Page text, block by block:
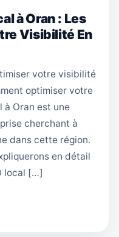
à Oran : Les
Visibilité En
votre visibilité
optimiser votre
à Oran est une
cherchant à
dans cette région.
en détail
local […]